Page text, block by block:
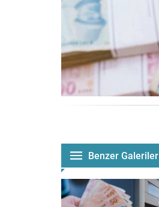
Benzer Galeriler